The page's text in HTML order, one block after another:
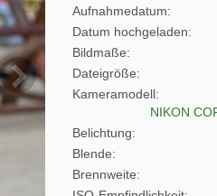
Aufnahmedatum
Datum hochgeladen
Bildmaße
Dateigröße
Kameramodell
NIKON
Belichtung
Blende
Brennweite